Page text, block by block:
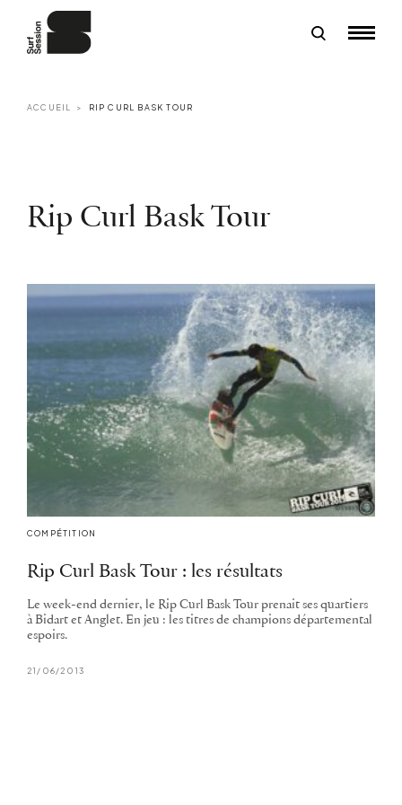
ACCUEIL RIP CURL BASK TOUR
Rip Curl Bask Tour
COMPÉTITION
Rip Curl Bask Tour : les résultats
Le week-end dernier, le Rip Curl Bask Tour prenait ses quartiers
à Bidart et Anglet. En jeu : les titres de champions départemental
espoirs.
21/06/2013